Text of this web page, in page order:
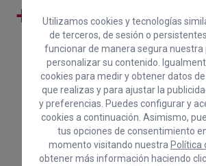
+ 200
sensibilización
Actividad cameral
Últimas
Utilizamos cookies y tecnologías
de terceros, de sesión o
funcionar de manera segura nuestra
personalizar su contenido.
cookies para medir y obtener datos
que realizas y para ajustar la
y preferencias. Puedes configurar y
cookies a continuación. Asimismo,
tus opciones de consentimiento
momento visitando nuestra Política
obtener más información haciendo